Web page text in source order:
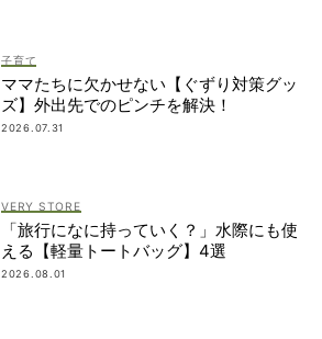
子育て
ママたちに欠かせない【ぐずり対策グッ
ズ】外出先でのピンチを解決！
2026.07.31
VERY STORE
「旅行になに持っていく？」水際にも使
える【軽量トートバッグ】4選
2026.08.01